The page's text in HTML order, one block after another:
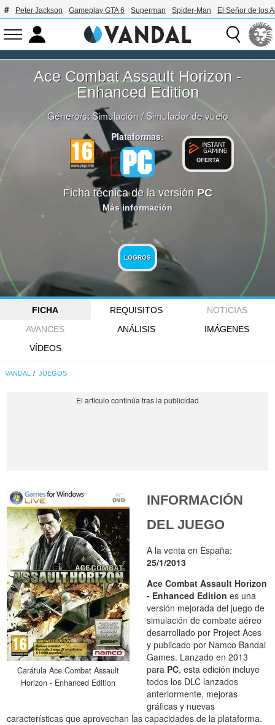
Peter Jackson Gameplay GTA 6 Superman Spider-Man El Señor de los
Ace Combat Assault Horizon -
Enhanced Edition
Género/s: Simulación/Simulador de vuelo
Plataformas:
OFERTA
Ficha técnica de la versión PC
Más información
LOGROS
FICHA REQUISITOS
NOTICIAS
AVANCES
ANÁLISIS
IMÁGENES
VÍDEOS
VANDAL JUEGOS
Carátula Ace Combat Assault
Horizon - Enhanced Edition
INFORMACIÓN
DEL JUEGO
A la venta en España:
25/1/2013
Ace Combat Assault Horizon
- Enhanced Edition es una
versión mejorada del juego de
simulación de combate aéreo
desarrollado por Project Aces
y publicado por Namco Bandai
Games. Lanzado en 2013
para PC, esta edición incluye
todos los DLC lanzados
anteriormente, mejoras
gráficas y nuevas
características que aprovechan las capacidades de la plataforma.